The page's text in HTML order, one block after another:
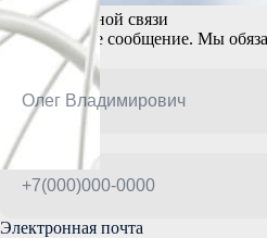
Форма обратной связи
Оставьте свое сообщение. Мы
Телефон
Электронная почта